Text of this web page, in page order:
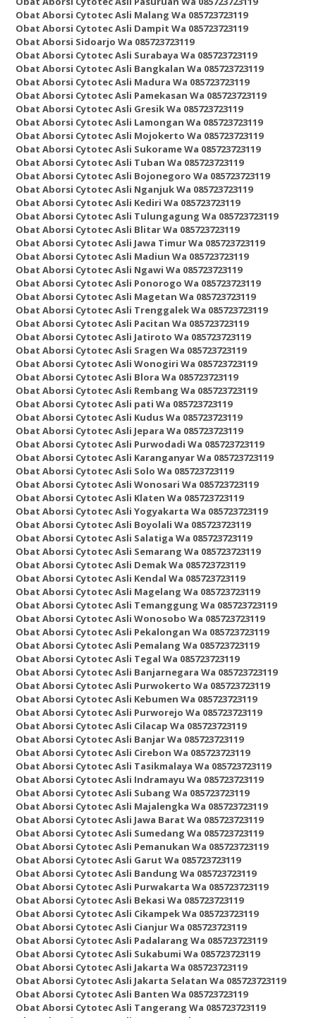
Obat Aborsi Cytotec Asli Malang Wa 085723723119
Obat Aborsi Cytotec Asli Dampit Wa 085723723119
Obat Aborsi Sidoarjo Wa 085723723119
Obat Aborsi Cytotec Asli Surabaya Wa 085723723119
Obat Aborsi Cytotec Asli Bangkalan Wa 085723723119
Obat Aborsi Cytotec Asli Madura Wa 085723723119
Obat Aborsi Cytotec Asli Pamekasan Wa 085723723119
Obat Aborsi Cytotec Asli Gresik Wa 085723723119
Obat Aborsi Cytotec Asli Lamongan Wa 085723723119
Obat Aborsi Cytotec Asli Mojokerto Wa 085723723119
Obat Aborsi Cytotec Asli Sukorame Wa 085723723119
Obat Aborsi Cytotec Asli Tuban Wa 085723723119
Obat Aborsi Cytotec Asli Bojonegoro Wa 085723723119
Obat Aborsi Cytotec Asli Nganjuk Wa 085723723119
Obat Aborsi Cytotec Asli Kediri Wa 085723723119
Obat Aborsi Cytotec Asli Tulungagung Wa 085723723119
Obat Aborsi Cytotec Asli Blitar Wa 085723723119
Obat Aborsi Cytotec Asli Jawa Timur Wa 085723723119
Obat Aborsi Cytotec Asli Madiun Wa 085723723119
Obat Aborsi Cytotec Asli Ngawi Wa 085723723119
Obat Aborsi Cytotec Asli Ponorogo Wa 085723723119
Obat Aborsi Cytotec Asli Magetan Wa 085723723119
Obat Aborsi Cytotec Asli Trenggalek Wa 085723723119
Obat Aborsi Cytotec Asli Pacitan Wa 085723723119
Obat Aborsi Cytotec Asli Jatiroto Wa 085723723119
Obat Aborsi Cytotec Asli Sragen Wa 085723723119
Obat Aborsi Cytotec Asli Wonogiri Wa 085723723119
Obat Aborsi Cytotec Asli Blora Wa 085723723119
Obat Aborsi Cytotec Asli Rembang Wa 085723723119
Obat Aborsi Cytotec Asli pati Wa 085723723119
Obat Aborsi Cytotec Asli Kudus Wa 085723723119
Obat Aborsi Cytotec Asli Jepara Wa 085723723119
Obat Aborsi Cytotec Asli Purwodadi Wa 085723723119
Obat Aborsi Cytotec Asli Karanganyar Wa 085723723119
Obat Aborsi Cytotec Asli Solo Wa 085723723119
Obat Aborsi Cytotec Asli Wonosari Wa 085723723119
Obat Aborsi Cytotec Asli Klaten Wa 085723723119
Obat Aborsi Cytotec Asli Yogyakarta Wa 085723723119
Obat Aborsi Cytotec Asli Boyolali Wa 085723723119
Obat Aborsi Cytotec Asli Salatiga Wa 085723723119
Obat Aborsi Cytotec Asli Semarang Wa 085723723119
Obat Aborsi Cytotec Asli Demak Wa 085723723119
Obat Aborsi Cytotec Asli Kendal Wa 085723723119
Obat Aborsi Cytotec Asli Magelang Wa 085723723119
Obat Aborsi Cytotec Asli Temanggung Wa 085723723119
Obat Aborsi Cytotec Asli Wonosobo Wa 085723723119
Obat Aborsi Cytotec Asli Pekalongan Wa 085723723119
Obat Aborsi Cytotec Asli Pemalang Wa 085723723119
Obat Aborsi Cytotec Asli Tegal Wa 085723723119
Obat Aborsi Cytotec Asli Banjarnegara Wa 085723723119
Obat Aborsi Cytotec Asli Purwokerto Wa 085723723119
Obat Aborsi Cytotec Asli Kebumen Wa 085723723119
Obat Aborsi Cytotec Asli Purworejo Wa 085723723119
Obat Aborsi Cytotec Asli Cilacap Wa 085723723119
Obat Aborsi Cytotec Asli Banjar Wa 085723723119
Obat Aborsi Cytotec Asli Cirebon Wa 085723723119
Obat Aborsi Cytotec Asli Tasikmalaya Wa 085723723119
Obat Aborsi Cytotec Asli Indramayu Wa 085723723119
Obat Aborsi Cytotec Asli Subang Wa 085723723119
Obat Aborsi Cytotec Asli Majalengka Wa 085723723119
Obat Aborsi Cytotec Asli Jawa Barat Wa 085723723119
Obat Aborsi Cytotec Asli Sumedang Wa 085723723119
Obat Aborsi Cytotec Asli Pemanukan Wa 085723723119
Obat Aborsi Cytotec Asli Garut Wa 085723723119
Obat Aborsi Cytotec Asli Bandung Wa 085723723119
Obat Aborsi Cytotec Asli Purwakarta Wa 085723723119
Obat Aborsi Cytotec Asli Bekasi Wa 085723723119
Obat Aborsi Cytotec Asli Cikampek Wa 085723723119
Obat Aborsi Cytotec Asli Cianjur Wa 085723723119
Obat Aborsi Cytotec Asli Padalarang Wa 085723723119
Obat Aborsi Cytotec Asli Sukabumi Wa 085723723119
Obat Aborsi Cytotec Asli Jakarta Wa 085723723119
Obat Aborsi Cytotec Asli Jakarta Selatan Wa 085723723119
Obat Aborsi Cytotec Asli Banten Wa 085723723119
Obat Aborsi Cytotec Asli Tangerang Wa 085723723119